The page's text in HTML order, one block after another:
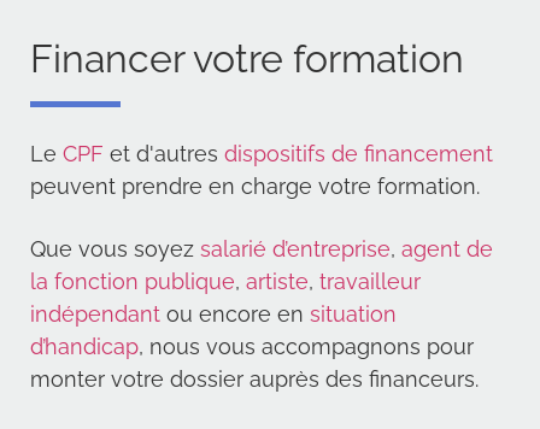
Financer votre formation
Le CPF et d'autres dispositifs de financement
peuvent prendre en charge votre formation.
Que vous soyez salarié d’entreprise, agent de
la fonction publique, artiste, travailleur
indépendant ou encore en situation
d’handicap, nous vous accompagnons pour
monter votre dossier auprès des financeurs.